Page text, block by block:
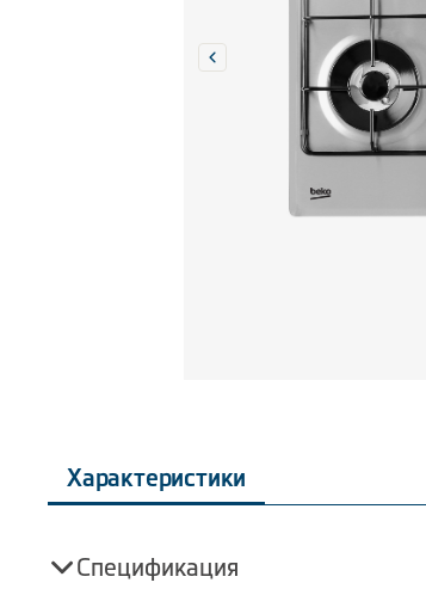
Характеристики
Спецификация